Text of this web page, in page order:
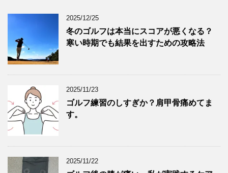
2025/12/25
冬のゴルフは本当にスコアが悪くなる？
寒い時期でも結果を出すための攻略法
2025/11/23
ゴルフ練習のしすぎか？肩甲骨痛めてま
す。
2025/11/22